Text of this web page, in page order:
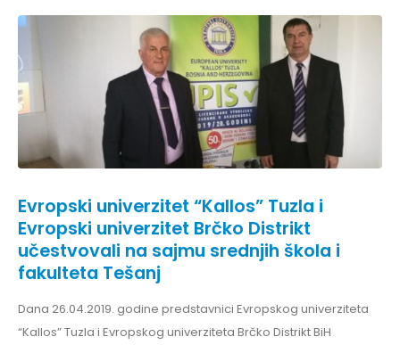
Evropski univerzitet “Kallos” Tuzla i
Evropski univerzitet Brčko Distrikt
učestvovali na sajmu srednjih škola i
fakulteta Tešanj
Dana 26.04.2019. godine predstavnici Evropskog univerziteta
“Kallos” Tuzla i Evropskog univerziteta Brčko Distrikt BiH